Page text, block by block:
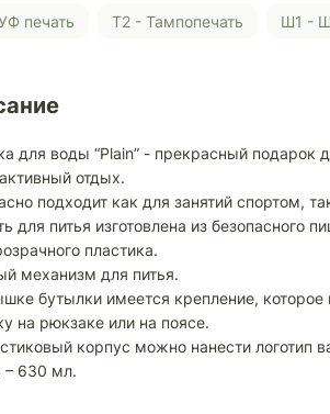
УФ печать Т2 - Тампопечать Ш1 -
для воды “Plain” - прекрасный подарок
отдых.
подходит как для занятий спортом,
для питья изготовлена из безопасного
пластика.
механизм для питья.
бутылки имеется крепление, которое
на рюкзаке или на поясе.
корпус можно нанести логотип
630 мл.